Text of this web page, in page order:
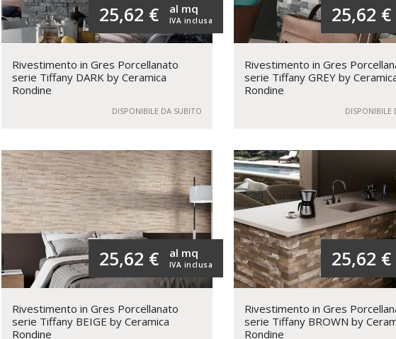
25,62 € IVA inclusa
al mq
Rivestimento in Gres Porcellanato
serie Tiffany DARK by Ceramica
Rondine
DISPONIBILE DA SUBITO
25,62 €
Rivestimento in Gres
serie Tiffany GREY by
Rondine
DISPONIBILE
25,62 € IVA inclusa
al mq
Rivestimento in Gres Porcellanato
serie Tiffany BEIGE by Ceramica
Rondine
25,62 €
Rivestimento in Gres
serie Tiffany BROWN by
Rondine